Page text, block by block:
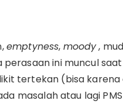
emptyness, moody,
perasaan ini muncul
tertekan (bisa karena
masalah atau lagi